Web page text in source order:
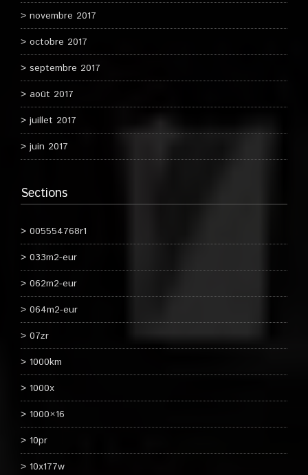
novembre 2017
octobre 2017
septembre 2017
août 2017
juillet 2017
juin 2017
Sections
005554768r1
033m2-eur
062m2-eur
064m2-eur
07zr
1000km
1000x
1000×16
10pr
10x177w